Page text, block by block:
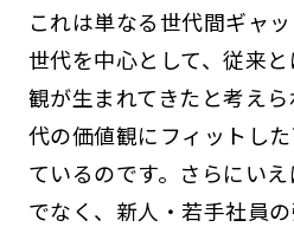
これは単なる世代間ギャ
世代を中心として、従来
観が生まれてきたと考え
代の価値観にフィットし
ているのです。さらにい
でなく、新人・若手社員